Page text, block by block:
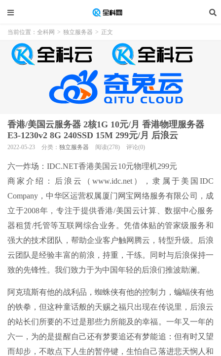
当前位置： 全科网 > 独立服务器 > 正文
香港/美国云服务器 2核1G 10元/月 香港物理服务器
E3-1230v2 8G 240SSD​ 15M 299元/月 后浪云
2022-05-23 分类： 独立服务器 阅读(278) 评论(0)
六一炸场：IDC.NET香港美国云10元物理机299元
商家介绍：后浪云（www.idc.net），隶属于美国IDC
Company，中华区运营权属厦门网宝网络服务有限公司，成
立于2008年，专注于提供香港/美国云计算、数据中心服务
器租赁/托管等互联网综合业务。凭借体贴的管家级服务和
强大的技术团队，帮助企业客户触网腾云，转型升级。后浪
云团队是经验丰富的前浪，持重，干练。同时与后浪保持一
致的先锋性。我们致力于为中国年轻的后浪们推波助澜。
阿克琉斯有他的战利品，蜘蛛侠有他的控制力，蝙蝠侠有他
的铁拳，但这种童话般的天赐之福只出现在传说里，后浪云
的站长们所要的不过是那些力所能及的幸福。一年又一年的
六一，为的是提醒自己还有梦要追还有梦能追：但有时又望
而却步，不敢点下人生的暂停键，生怕自己落进悲天悯人和